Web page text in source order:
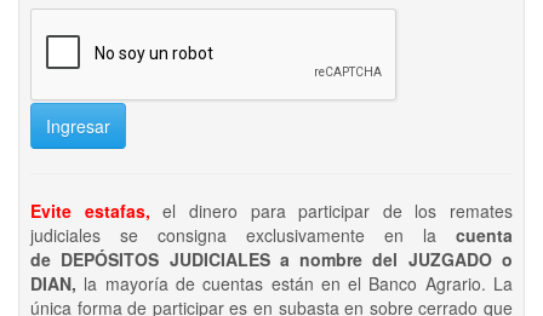
Ingresar
Evite estafas, el dinero para participar de los remates
judiciales se consigna exclusivamente en la cuenta
de DEPÓSITOS JUDICIALES a nombre del JUZGADO o
DIAN, la mayoría de cuentas están en el Banco Agrario. La
única forma de participar es en subasta en sobre cerrado que